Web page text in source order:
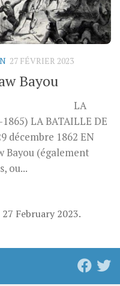
27 FÉVRIER 2023
Bayou
1865) LA BATAILLE DE
décembre 1862 EN
Bayou (également
ou...
27 February 2023.